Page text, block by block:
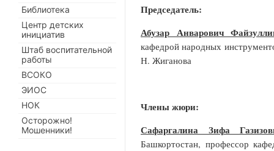
Председатель:
Абузар Анварович
кафедрой народных
Н. Жиганова
Члены жюри:
Сафаргалина Зифа
Башкортостан, профессор
Библиотека
Центр детских
инициатив
Штаб воспитательной
работы
ВСОКО
ЭИОС
НОК
Осторожно!
Мошенники!